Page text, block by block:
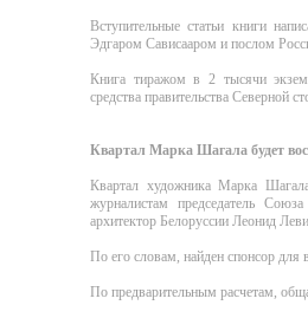
Вступительные статьи книги
Эдгаром Сависааром и послом
Книга тиражом в 2 тысячи
средства правительства Северной
Квартал Марка Шагала будет
Квартал художника Марка
журналистам председатель
архитектор Белоруссии Леонид
По его словам, найден спонсор для
По предварительным расчетам,